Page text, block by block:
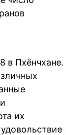
в Пхёнчхане.
их